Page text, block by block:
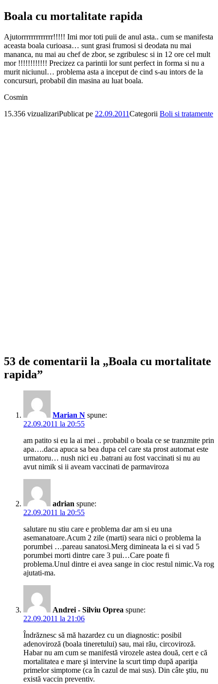
Boala cu mortalitate rapida
Ajutorrrrrrrrrrrrr!!!!! Imi mor toti puii de anul asta.. cum se manifesta
aceasta boala curioasa… sunt grasi frumosi si deodata nu mai
mananca, nu mai au chef de zbor, se zgribulesc si in 12 ore cel mult
mor !!!!!!!!!!!! Precizez ca parintii lor sunt perfect in forma si nu a
murit niciunul… problema asta a inceput de cind s-au intors de la
concursuri, probabil din masina au luat boala.
Cosmin
15.356 vizualizariPublicat pe 22.09.2011Categorii Boli si tratamente
53 de comentarii la „Boala cu mortalitate
rapida”
Marian N spune:
22.09.2011 la 20:55
am patito si eu la ai mei .. probabil o boala ce se tranzmite prin
apa….daca apuca sa bea dupa cel care sta prost automat este
urmatoru… nush nici eu .batrani au fost vaccinati si nu au
avut nimik si ii aveam vaccinati de parmaviroza
adrian spune:
22.09.2011 la 20:55
salutare nu stiu care e problema dar am si eu una
asemanatoare.Acum 2 zile (marti) seara nici o problema la
porumbei …pareau sanatosi.Merg dimineata la ei si vad 5
porumbei morti dintre care 3 pui…Care poate fi
problema.Unul dintre ei avea sange in cioc restul nimic.Va rog
ajutati-ma.
Andrei - Silviu Oprea spune:
22.09.2011 la 21:06
Îndrăznesc să mă hazardez cu un diagnostic: posibil
adenoviroză (boala tineretului) sau, mai rău, circoviroză.
Habar nu am cum se manifestă virozele astea două, cert e că
mortalitatea e mare şi intervine la scurt timp după apariţia
primelor simptome (ca în cazul de mai sus). Din câte ştiu, nu
există vaccin preventiv.